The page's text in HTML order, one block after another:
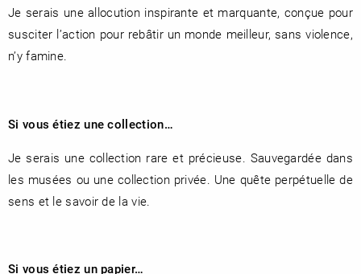
Je serais une allocution inspirante et marquante, conçue pour
susciter l’action pour rebâtir un monde meilleur, sans violence,
n’y famine.
Si vous étiez une collection…
Je serais une collection rare et précieuse. Sauvegardée dans
les musées ou une collection privée. Une quête perpétuelle de
sens et le savoir de la vie.
Si vous étiez un papier…